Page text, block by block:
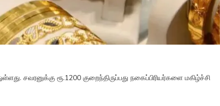
சவரனுக்கு ரூ.1200 குறைந்திருப்பது நகைப்பிரியர்களை மகிழ்ச்சி